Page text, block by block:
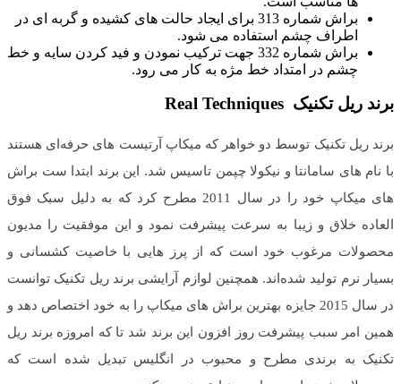
براش شماره 313 برای ایجاد حالت های کشیده و گربه ای در
اطراف چشم استفاده می شود.
براش شماره 332 جهت ترکیب نمودن و فید کردن سایه و خط
چشم در امتداد خط مژه به کار می رود.
برند ریل تکنیک Real Techniques
برند ریل تکنیک توسط دو خواهر که میکاپ آرتیست های حرفه‌ای هستند
با نام های سامانتا و نیکولا چپمن تاسیس شد. این برند ابتدا ست براش
های میکاپ خود را در سال 2011 مطرح کرد که به دلیل سبک فوق
العاده خلاق و زیبا به سرعت پیشرفت نمود و این موفقیت را مدیون
محصولات مرغوب خود است که از پرز هایی با خاصیت کشسانی و
بسیار نرم تولید شده‌اند. همچنین لوازم آرایشی برند ریل تکنیک توانست
در سال 2015 جایزه بهترین براش های میکاپ را به خود اختصاص دهد و
همین امر سبب پیشرفت روز افزون این برند شد تا که امروزه برند ریل
تکنیک به برندی مطرح و محبوب در انگلیس تبدیل شده است که